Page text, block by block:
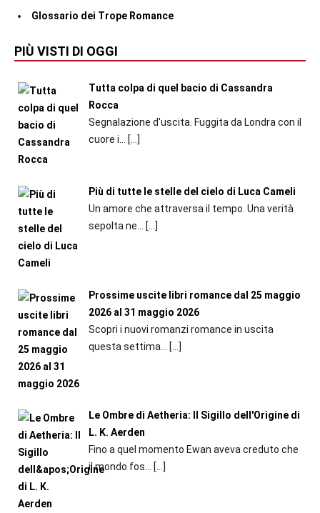
Glossario dei Trope Romance
PIÙ VISTI DI OGGI
Tutta colpa di quel bacio di Cassandra
Rocca
Segnalazione d'uscita. Fuggita da Londra con il
cuore i...
[…]
Più di tutte le stelle del cielo di Luca Cameli
Un amore che attraversa il tempo. Una verità
sepolta ne...
[…]
Prossime uscite libri romance dal 25 maggio
2026 al 31 maggio 2026
Scopri i nuovi romanzi romance in uscita
questa settima...
[…]
Le Ombre di Aetheria: Il Sigillo dell'Origine di
L. K. Aerden
Fino a quel momento Ewan aveva creduto che
il mondo fos... […]